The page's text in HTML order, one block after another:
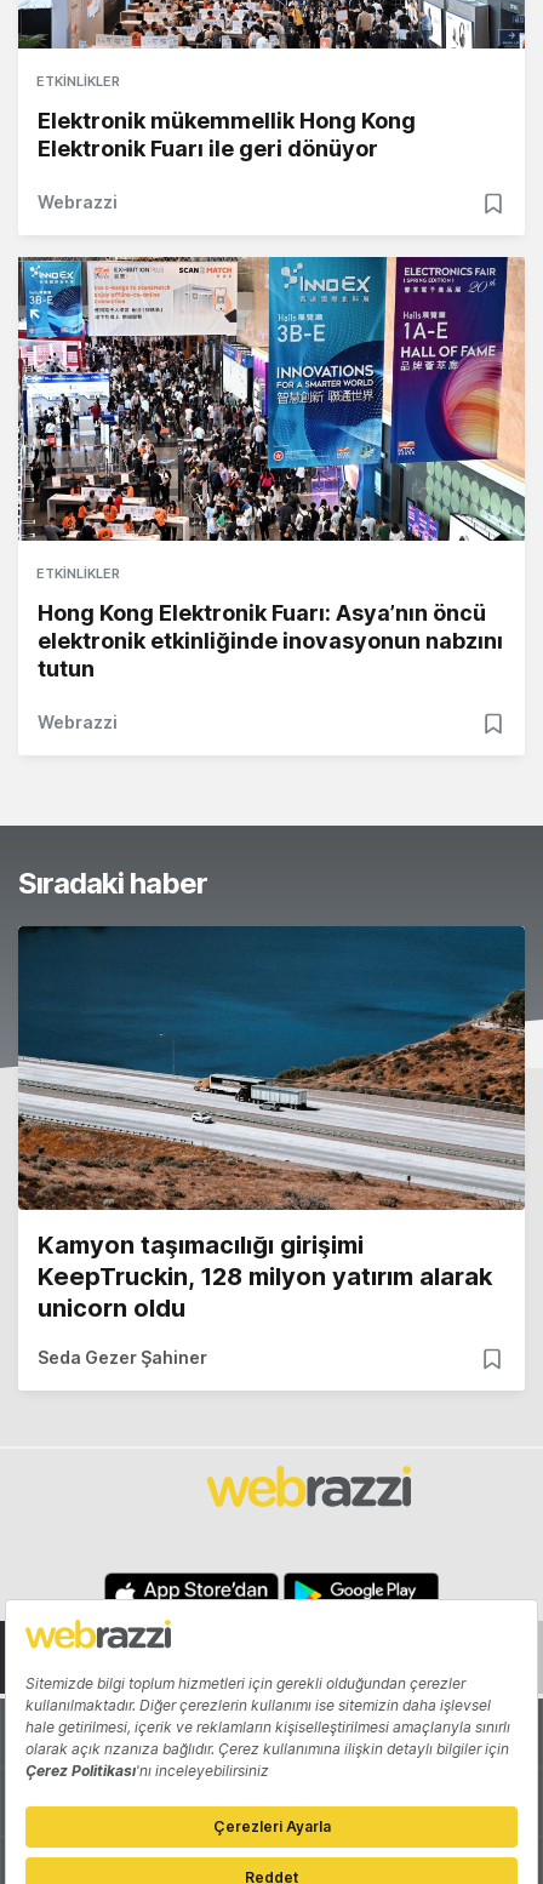
ETKINLIKLER
Elektronik mükemmellik Hong Kong
Elektronik Fuarı ile geri dönüyor
Webrazzi
ETKINLIKLER
Hong Kong Elektronik Fuarı: Asya’nın öncü
elektronik etkinliğinde inovasyonun nabzını
tutun
Webrazzi
Sıradaki haber
Kamyon taşımacılığı girişimi
KeepTruckin, 128 milyon yatırım alarak
unicorn oldu
Seda Gezer Şahiner
Hakkında Yazarlar
Katkıda Bulun Reklam